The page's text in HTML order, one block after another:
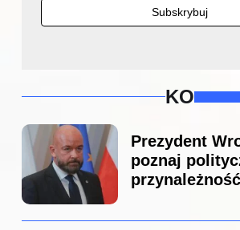
KO
Prezydent
poznaj